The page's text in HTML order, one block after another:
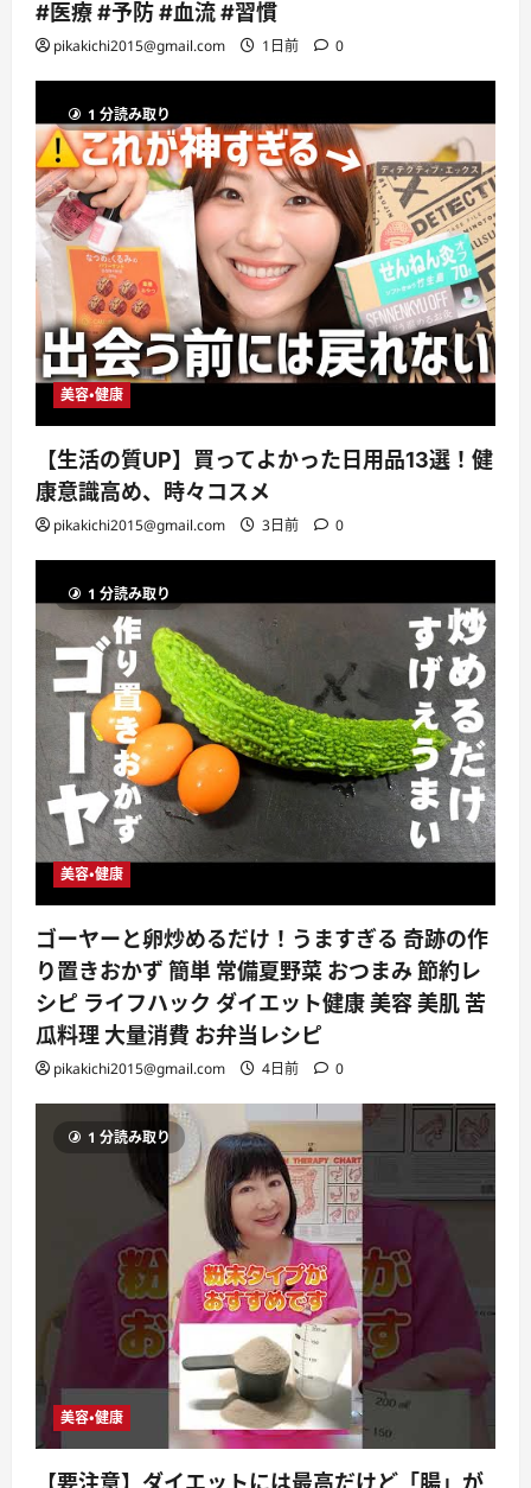
#医療 #予防 #血流 #習慣
pikakichi2015@gmail.com 1日前 0
1 分読み取り
美容・健康
【生活の質UP】買ってよかった日用品13選！健
康意識高め、時々コスメ
pikakichi2015@gmail.com 3日前 0
1 分読み取り
美容・健康
ゴーヤーと卵炒めるだけ！うますぎる 奇跡の作
り置きおかず 簡単 常備夏野菜 おつまみ 節約レ
シピ ライフハック ダイエット健康 美容 美肌 苦
瓜料理 大量消費 お弁当レシピ
pikakichi2015@gmail.com 4日前 0
1 分読み取り
美容・健康